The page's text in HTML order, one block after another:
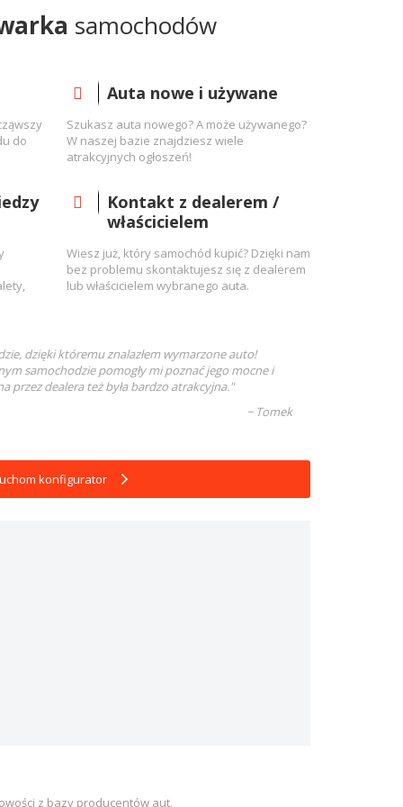
samochodów
do
Auta nowe i używane
Szukasz auta nowego? A może używanego?
W naszej bazie znajdziesz wiele
atrakcyjnych ogłoszeń!
Kontakt z dealerem /
właścicielem
Wiesz już, który samochód kupić? Dzięki nam
bez problemu skontaktujesz się z dealerem
lub właścicielem wybranego auta.
dzięki któremu znalazłem wymarzone auto!
samochodzie pomogły mi poznać jego mocne i
przez dealera też była bardzo atrakcyjna."
~ Tomek
konfigurator
z bazy producentów aut.